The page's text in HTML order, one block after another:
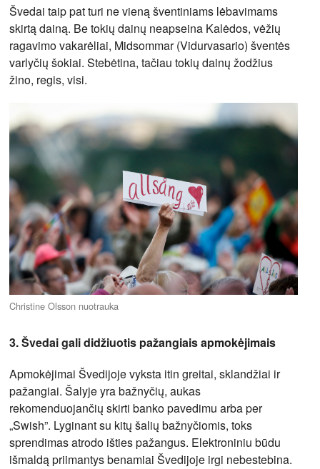
Švedai taip pat turi ne vieną šventiniams lėbavimams
skirtą dainą. Be tokių dainų neapseina Kalėdos, vėžių
ragavimo vakarėliai, Midsommar (Vidurvasario) šventės
varlyčių šokiai. Stebėtina, tačiau tokių dainų žodžius
žino, regis, visi.
Christine Olsson nuotrauka
3. Švedai gali didžiuotis pažangiais apmokėjimais
Apmokėjimai Švedijoje vyksta itin greitai, sklandžiai ir
pažangiai. Šalyje yra bažnyčių, aukas
rekomenduojančių skirti banko pavedimu arba per
„Swish”. Lyginant su kitų šalių bažnyčiomis, toks
sprendimas atrodo išties pažangus. Elektroniniu būdu
išmaldą priimantys benamiai Švedijoje irgi nebestebina.